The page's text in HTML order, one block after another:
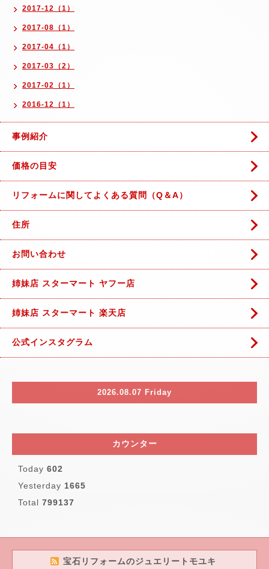
2017-12（1）
2017-08（1）
2017-04（1）
2017-03（2）
2017-02（1）
2016-12（1）
事例紹介
価格の目安
リフォームに関してよくある質問（Q＆A）
住所
お問い合わせ
姉妹店 スターマート ヤフー店
姉妹店 スターマート 楽天店
公式インスタグラム
2026.08.07 Friday
カウンター
Today 602
Yesterday 1665
Total 799137
宝石リフォームのジュエリートモユキ